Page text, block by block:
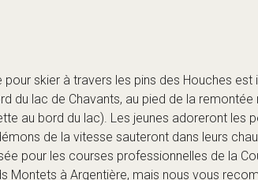
skier à travers les pins des Houches
du lac de Chavants, au pied de la
au bord du lac). Les jeunes adoreront les
de la vitesse sauteront dans leurs
pour les courses professionnelles de la
Montets à Argentière, mais nous vous